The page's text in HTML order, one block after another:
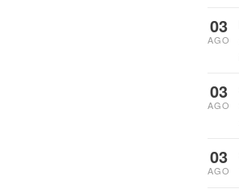
03
AGO
03
AGO
03
AGO